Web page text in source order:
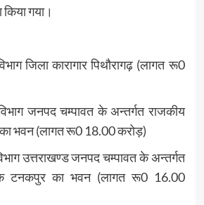
गया।
जिला कारागार पिथौरागढ़ (लागत रू0
जनपद चम्पावत के अन्तर्गत राजकीय
का भवन (लागत रू0 18.00 करोड़)
उत्तराखण्ड जनपद चम्पावत के अन्तर्गत
टनकपुर का भवन (लागत रू0 16.00